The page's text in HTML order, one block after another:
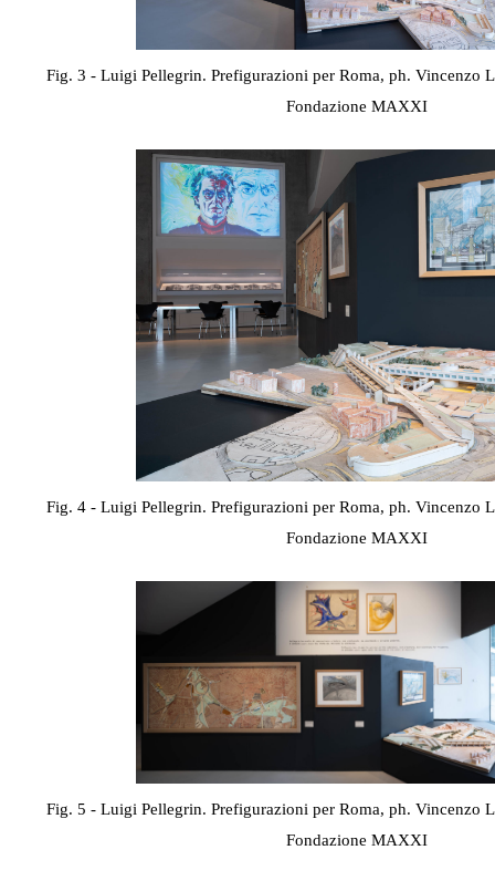
Fig. 3 - Luigi Pellegrin. Prefigurazioni per Roma, ph. Vincenzo
Fondazione MAXXI
Fig. 4 - Luigi Pellegrin. Prefigurazioni per Roma, ph. Vincenzo
Fondazione MAXXI
Fig. 5 - Luigi Pellegrin. Prefigurazioni per Roma, ph. Vincenzo
Fondazione MAXXI